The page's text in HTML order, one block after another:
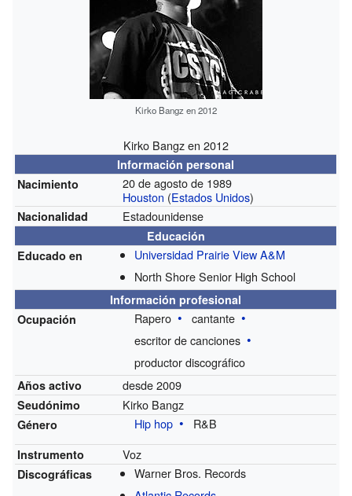
Kirko Bangz en 2012
Kirko Bangz en 2012
Información personal
Nacimiento
20 de agosto de 1989
Houston (Estados Unidos)
Nacionalidad Estadounidense
Educación
Educado en
Universidad Prairie View A&M
North Shore Senior High School
Información profesional
Ocupación
Rapero
cantante
escritor de canciones
productor discográfico
Años activo desde 2009
Seudónimo Kirko Bangz
Género Hip hop R&B
Instrumento Voz
Discográficas
Warner Bros. Records